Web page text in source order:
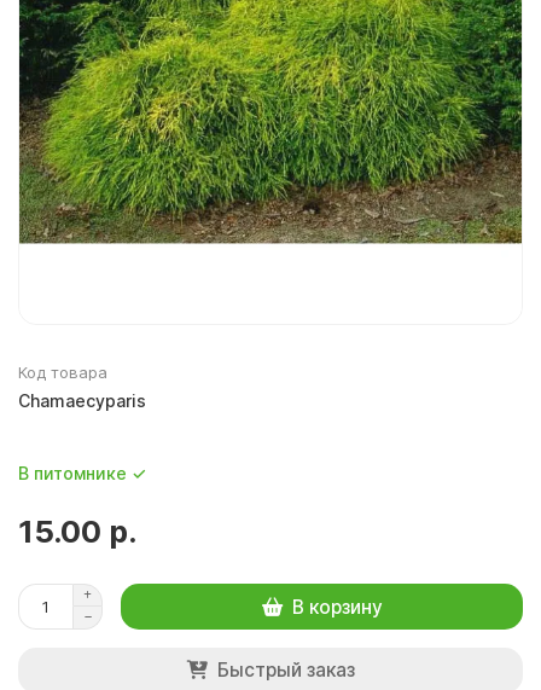
Чайно-гибридные розы
Смородина
Код товара
Chamaecyparis
В питомнике ✓
15.00 р.
В корзину
Быстрый заказ